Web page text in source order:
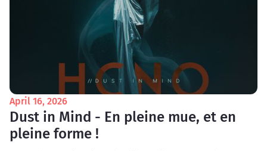
April 16, 2026
Dust in Mind - En pleine mue, et en
pleine forme !